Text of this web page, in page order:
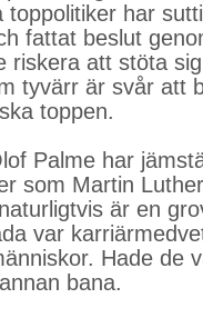
toppolitiker har
fattat beslut
riskera att stöta
tyvärr är svår att
toppen.
Palme har
som Martin
är en
var
Hade de
bana.